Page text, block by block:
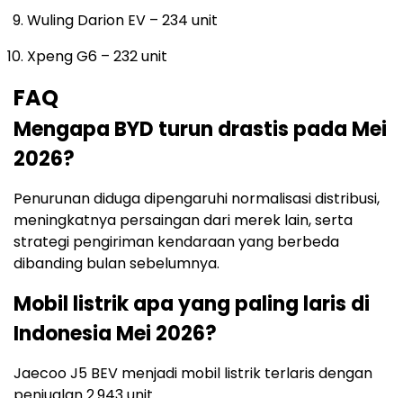
Wuling Darion EV – 234 unit
Xpeng G6 – 232 unit
FAQ
Mengapa BYD turun drastis pada Mei
2026?
Penurunan diduga dipengaruhi normalisasi distribusi,
meningkatnya persaingan dari merek lain, serta
strategi pengiriman kendaraan yang berbeda
dibanding bulan sebelumnya.
Mobil listrik apa yang paling laris di
Indonesia Mei 2026?
Jaecoo J5 BEV menjadi mobil listrik terlaris dengan